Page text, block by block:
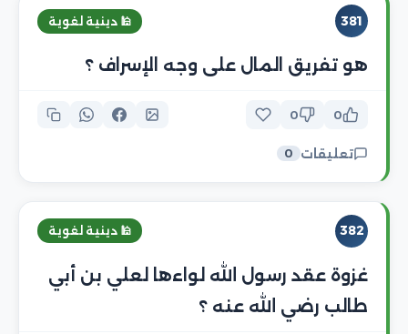
381 🕌 دينية لغوية
هو تفريق المال على وجه الإسراف ؟
0
0
تعليقات 0
382 🕌 دينية لغوية
غزوة عقد رسول الله لواءها لعلي بن أبي
طالب رضي الله عنه ؟